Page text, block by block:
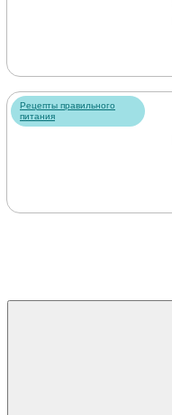
Рецепты правильного
питания